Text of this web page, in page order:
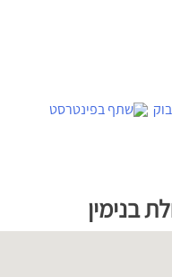
בנימין